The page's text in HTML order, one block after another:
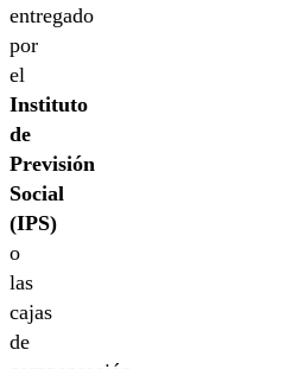
entregado
por
el
Instituto
de
Previsión
Social
(IPS)
o
las
cajas
de